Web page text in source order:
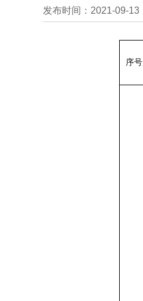
发布时间：2021-09-13
序号